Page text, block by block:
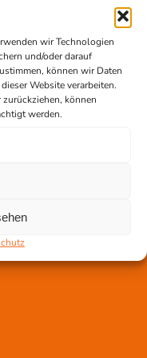
wir Technologien
und/oder darauf
können wir Daten
Website verarbeiten.
können
werden.